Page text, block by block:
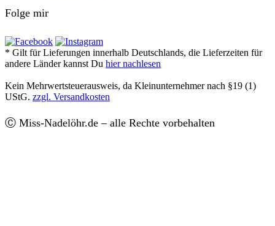
Folge mir
* Gilt für Lieferungen innerhalb Deutschlands, die Lieferzeiten für
andere Länder kannst Du hier nachlesen
Kein Mehrwertsteuerausweis, da Kleinunternehmer nach §19 (1)
UStG. zzgl. Versandkosten
Ⓒ Miss-Nadelöhr.de – alle Rechte vorbehalten